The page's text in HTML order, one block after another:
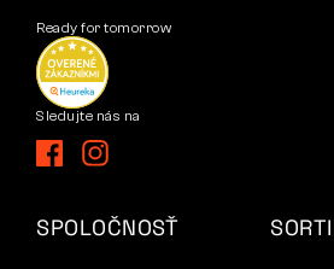
Ready for tomorrow
Sledujte nás na
SPOLOČNOSŤ